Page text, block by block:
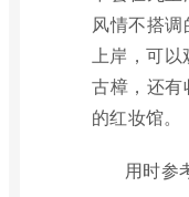
风情不搭
上岸，可
古樟，还
的红妆馆。
用时参